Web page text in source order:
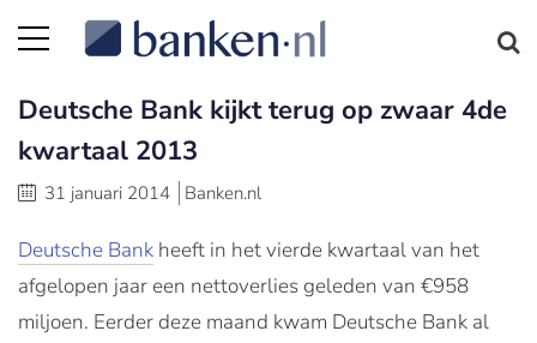
Deutsche Bank kijkt terug op zwaar 4de
kwartaal 2013
31 januari 2014 Banken.nl
Deutsche Bank heeft in het vierde kwartaal van het
afgelopen jaar een nettoverlies geleden van €958
miljoen. Eerder deze maand kwam Deutsche Bank al